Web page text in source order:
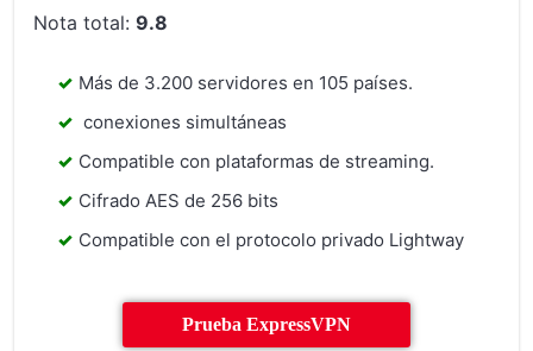
Nota total:9.8
Más de 3.200 servidores en 105 países.
conexiones simultáneas
Compatible con plataformas de streaming.
Cifrado AES de 256 bits
Compatible con el protocolo privado Lightway
Prueba ExpressVPN